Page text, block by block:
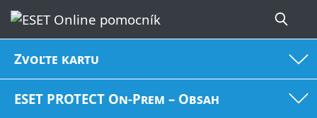
Zvoľte kartu
ESET PROTECT On-Prem – Obsah